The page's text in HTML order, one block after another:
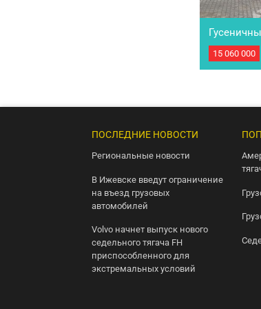
ПОД ЗAКAЗ
GC
15 060 000
ПОСЛЕДНИЕ НОВОСТИ
Региональные новости
В Ижевске введут ограничение
на въезд грузовых
автомобилей
Volvo начнет выпуск нового
седельного тягача FH
приспособленного для
экстремальных условий